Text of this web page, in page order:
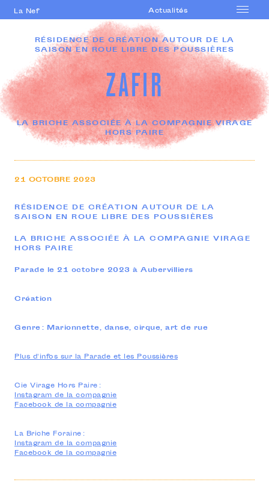
La Nef Actualités
Accueil
Le lieu
Saison
Accompagnement
artistique
Formations
professionnelles
Actions culturelles
Agenda
01 41 50 07 20
INFOS PRATIQUES
RÉSIDENCE DE CRÉATION AUTOUR DE LA
SAISON EN ROUE LIBRE DES POUSSIÈRES
ZAFIR
LA BRICHE ASSOCIÉE À LA COMPAGNIE VIRAGE
HORS PAIRE
21 OCTOBRE 2023
RÉSIDENCE DE CRÉATION AUTOUR DE LA
SAISON EN ROUE LIBRE DES POUSSIÈRES
LA BRICHE ASSOCIÉE À LA COMPAGNIE VIRAGE
HORS PAIRE
Parade le 21 octobre 2023 à Aubervilliers
Création
Genre : Marionnette, danse, cirque, art de rue
Plus d'infos sur la Parade et les Poussières
Cie Virage Hors Paire :
Instagram de la compagnie
Facebook de la compagnie
La Briche Foraine :
Instagram de la compagnie
Facebook de la compagnie